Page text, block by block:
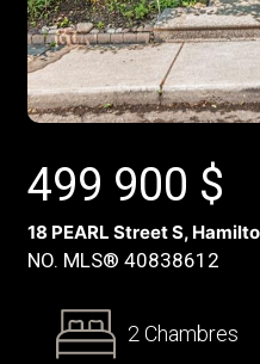
499 900 $
18 PEARL Street S,
NO. MLS® 40838612
2 Chambres